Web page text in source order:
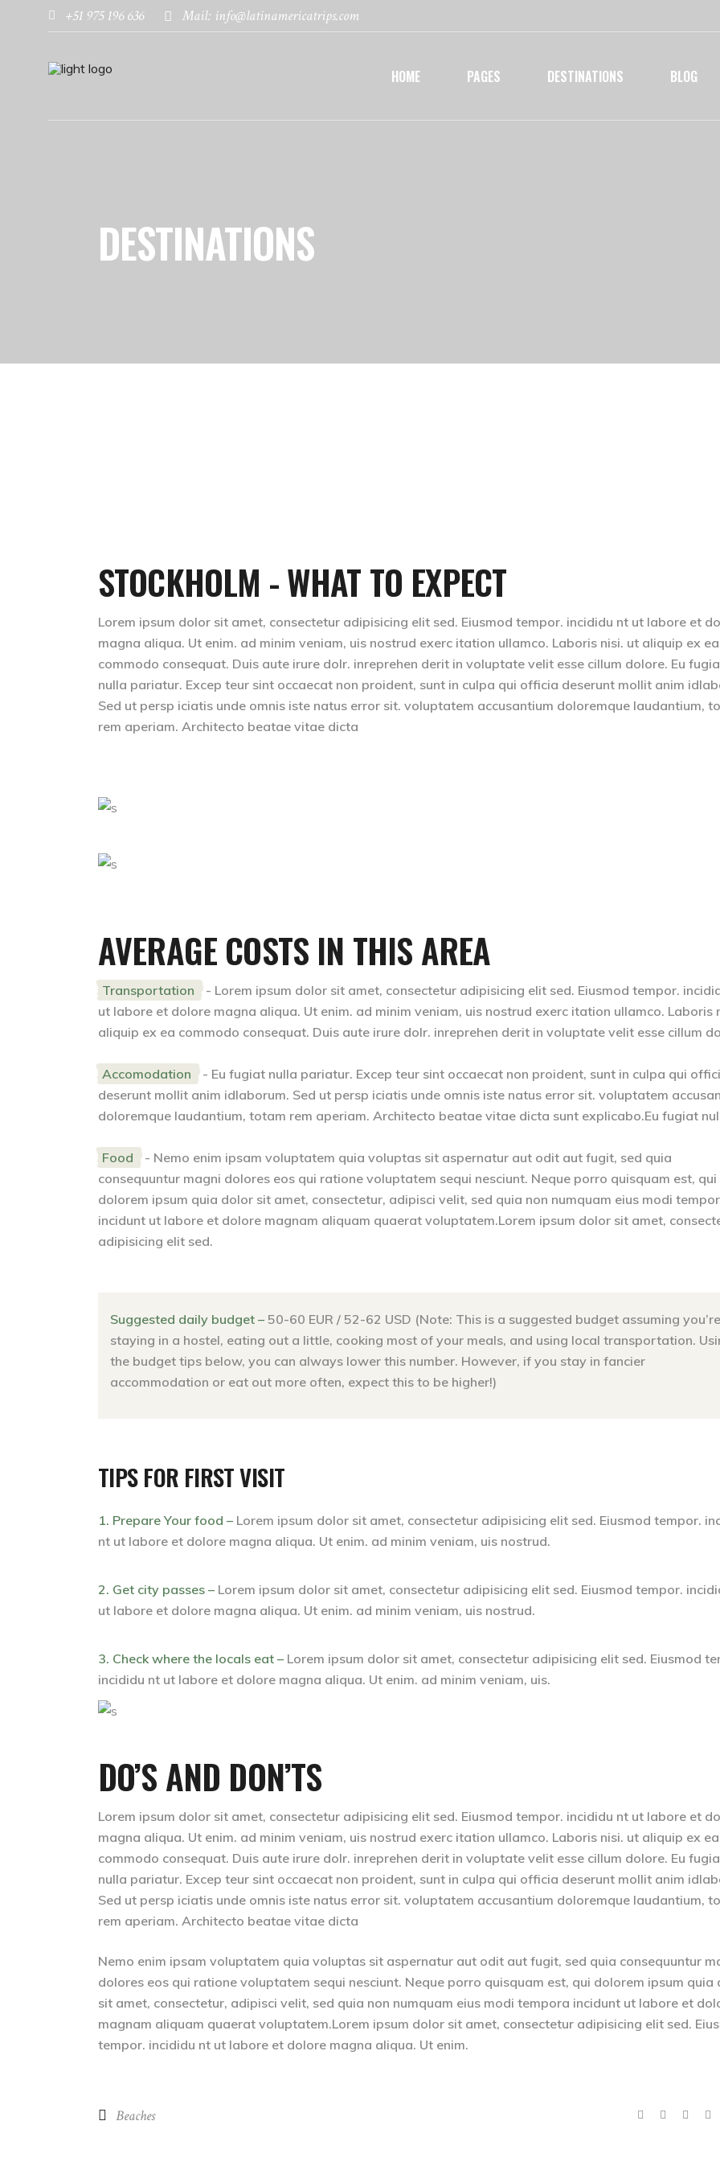
+51 975 196 636 Mail: info@latinamericatrips.com
HOME PAGES DESTINATIONS BLOG
DESTINATIONS
STOCKHOLM - WHAT TO EXPECT
Lorem ipsum dolor sit amet, consectetur adipisicing elit sed. Eiusmod tempor. incididu nt ut labore et
magna aliqua. Ut enim. ad minim veniam, uis nostrud exerc itation ullamco. Laboris nisi. ut aliquip ex ea
commodo consequat. Duis aute irure dolr. inreprehen derit in voluptate velit esse cillum dolore. Eu
nulla pariatur. Excep teur sint occaecat non proident, sunt in culpa qui officia deserunt mollit anim
Sed ut persp iciatis unde omnis iste natus error sit. voluptatem accusantium doloremque laudantium,
rem aperiam. Architecto beatae vitae dicta
AVERAGE COSTS IN THIS AREA
Transportation - Lorem ipsum dolor sit amet, consectetur adipisicing elit sed. Eiusmod tempor.
ut labore et dolore magna aliqua. Ut enim. ad minim veniam, uis nostrud exerc itation ullamco. Laboris
aliquip ex ea commodo consequat. Duis aute irure dolr. inreprehen derit in voluptate velit esse cillum
Accomodation - Eu fugiat nulla pariatur. Excep teur sint occaecat non proident, sunt in culpa qui
deserunt mollit anim idlaborum. Sed ut persp iciatis unde omnis iste natus error sit. voluptatem
doloremque laudantium, totam rem aperiam. Architecto beatae vitae dicta sunt explicabo.Eu fugiat
Food - Nemo enim ipsam voluptatem quia voluptas sit aspernatur aut odit aut fugit, sed quia
consequuntur magni dolores eos qui ratione voluptatem sequi nesciunt. Neque porro quisquam est, qui
dolorem ipsum quia dolor sit amet, consectetur, adipisci velit, sed quia non numquam eius modi
incidunt ut labore et dolore magnam aliquam quaerat voluptatem.Lorem ipsum dolor sit amet,
adipisicing elit sed.
Suggested daily budget – 50-60 EUR / 52-62 USD (Note: This is a suggested budget assuming you’re
staying in a hostel, eating out a little, cooking most of your meals, and using local transportation.
the budget tips below, you can always lower this number. However, if you stay in fancier
accommodation or eat out more often, expect this to be higher!)
TIPS FOR FIRST VISIT
1. Prepare Your food – Lorem ipsum dolor sit amet, consectetur adipisicing elit sed. Eiusmod tempor.
nt ut labore et dolore magna aliqua. Ut enim. ad minim veniam, uis nostrud.
2. Get city passes – Lorem ipsum dolor sit amet, consectetur adipisicing elit sed. Eiusmod tempor.
ut labore et dolore magna aliqua. Ut enim. ad minim veniam, uis nostrud.
3. Check where the locals eat – Lorem ipsum dolor sit amet, consectetur adipisicing elit sed. Eiusmod
incididu nt ut labore et dolore magna aliqua. Ut enim. ad minim veniam, uis.
DO’S AND DON’TS
Lorem ipsum dolor sit amet, consectetur adipisicing elit sed. Eiusmod tempor. incididu nt ut labore et
magna aliqua. Ut enim. ad minim veniam, uis nostrud exerc itation ullamco. Laboris nisi. ut aliquip ex ea
commodo consequat. Duis aute irure dolr. inreprehen derit in voluptate velit esse cillum dolore. Eu
nulla pariatur. Excep teur sint occaecat non proident, sunt in culpa qui officia deserunt mollit anim
Sed ut persp iciatis unde omnis iste natus error sit. voluptatem accusantium doloremque laudantium,
rem aperiam. Architecto beatae vitae dicta
Nemo enim ipsam voluptatem quia voluptas sit aspernatur aut odit aut fugit, sed quia consequuntur
dolores eos qui ratione voluptatem sequi nesciunt. Neque porro quisquam est, qui dolorem ipsum quia
sit amet, consectetur, adipisci velit, sed quia non numquam eius modi tempora incidunt ut labore et
magnam aliquam quaerat voluptatem.Lorem ipsum dolor sit amet, consectetur adipisicing elit sed.
tempor. incididu nt ut labore et dolore magna aliqua. Ut enim.
Beaches